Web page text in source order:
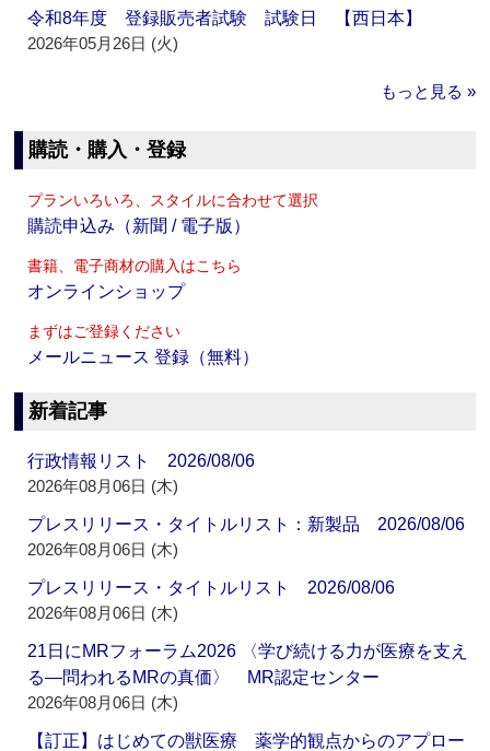
令和8年度 登録販売者試験 試験日 【西日本】
2026年05月26日 (火)
もっと見る »
購読・購入・登録
プランいろいろ、スタイルに合わせて選択
購読申込み（新聞 / 電子版）
書籍、電子商材の購入はこちら
オンラインショップ
まずはご登録ください
メールニュース 登録（無料）
新着記事
行政情報リスト 2026/08/06
2026年08月06日 (木)
プレスリリース・タイトルリスト：新製品 2026/08/06
2026年08月06日 (木)
プレスリリース・タイトルリスト 2026/08/06
2026年08月06日 (木)
21日にMRフォーラム2026 〈学び続ける力が医療を支え
る―問われるMRの真価〉 MR認定センター
2026年08月06日 (木)
【訂正】はじめての獣医療 薬学的観点からのアプロー